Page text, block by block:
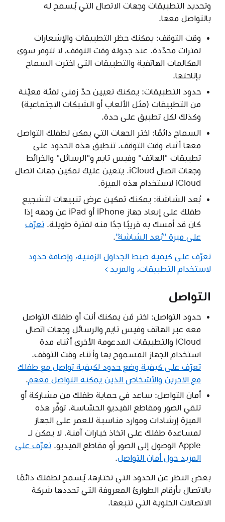
وتحديد التطبيقات وجهات الاتصال التي يُسمح له
بالتواصل معها.
وقت التوقف: يمكنك حظر التطبيقات والإشعارات
لفترات محدّدة. عند جدولة وقت التوقف، لا تتوفر سوى
المكالمات الهاتفية والتطبيقات التي اخترت السماح
بإتاحتها.
حدود التطبيقات: يمكنك تعيين حدّ زمني لفئة معيّنة
من التطبيقات (مثل الألعاب أو الشبكات الاجتماعية)
وكذلك لكل تطبيق على حدة.
السماح دائمًا: اختر الجهات التي يمكن لطفلك التواصل
معها أثناء وقت التوقف. تنطبق هذه الحدود على
تطبيقات "الهاتف" وفيس تايم و"الرسائل" والخرائط
وجهات اتصال iCloud. يتعين عليك تمكين جهات اتصال
iCloud لاستخدام هذه الميزة.
بُعد الشاشة: يمكنك تمكين عرض تنبيهات لتشجيع
طفلك على إبعاد جهاز iPhone أو iPad عن وجهه إذا
كان قد أمسك به قريبًا جدًا منه لفترة طويلة. تعرّف
على ميزة "بُعد الشاشة".
تعرّف على كيفية ضبط الجداول الزمنية، وإضافة حدود
لاستخدام التطبيقات، والمزيد
التواصل
حدود التواصل: اختر مَن يمكنك أنت أو طفلك التواصل
معه عبر الهاتف وفيس تايم والرسائل وجهات اتصال
iCloud والتطبيقات المدعومة الأخرى أثناء مدة
استخدام الجهاز المسموح بها وأثناء وقت التوقف.
تعرّف على كيفية وضع حدود لكيفية تواصل مع طفلك
مع الآخرين والأشخاص الذين يمكنه التواصل معهم.
أمان التواصل: ساعد في حماية طفلك من مشاركة أو
تلقي الصور ومقاطع الفيديو الحسّاسة. توفّر هذه
الميزة إرشادات وموارد مناسبة للعمر على الجهاز
لمساعدة طفلك على اتخاذ خيارات آمنة. لا يمكن لـ
Apple الوصول إلى الصور أو مقاطع الفيديو.
تعرّف على
المزيد حول أمان التواصل.
بغض النظر عن الحدود التي تختارها، يُسمح لطفلك دائمًا
بالاتصال بأرقام الطوارئ المعروفة التي تحددها شركة
الاتصالات الخلوية التي تتبعها.